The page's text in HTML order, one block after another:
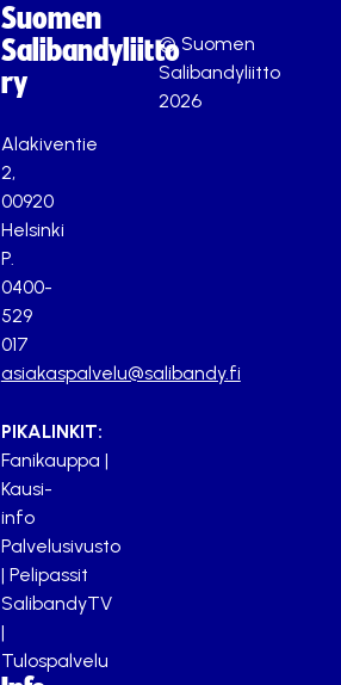
Suomen
Salibandyliitto
ry
Alakiventie
2,
00920
Helsinki
P.
0400-
529
017
asiakaspalvelu@salibandy.fi
PIKALINKIT:
Fanikauppa |
Kausi-
info
Palvelusivusto
| Pelipassit
SalibandyTV
|
Tulospalvelu
© Suomen
Salibandyliitto
2026